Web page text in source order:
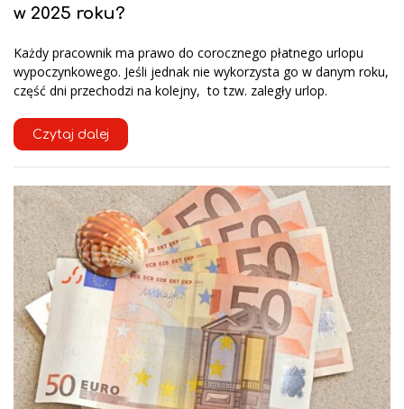
w 2025 roku?
Każdy pracownik ma prawo do corocznego płatnego urlopu
wypoczynkowego. Jeśli jednak nie wykorzysta go w danym roku,
część dni przechodzi na kolejny, to tzw. zaległy urlop.
Czytaj dalej